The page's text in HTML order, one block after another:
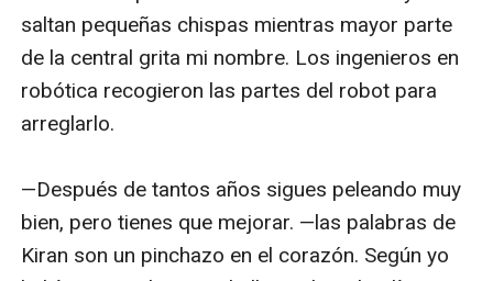
saltan pequeñas chispas mientras mayor parte
de la central grita mi nombre. Los ingenieros en
robótica recogieron las partes del robot para
arreglarlo.
—Después de tantos años sigues peleando muy
bien, pero tienes que mejorar. —las palabras de
Kiran son un pinchazo en el corazón. Según yo